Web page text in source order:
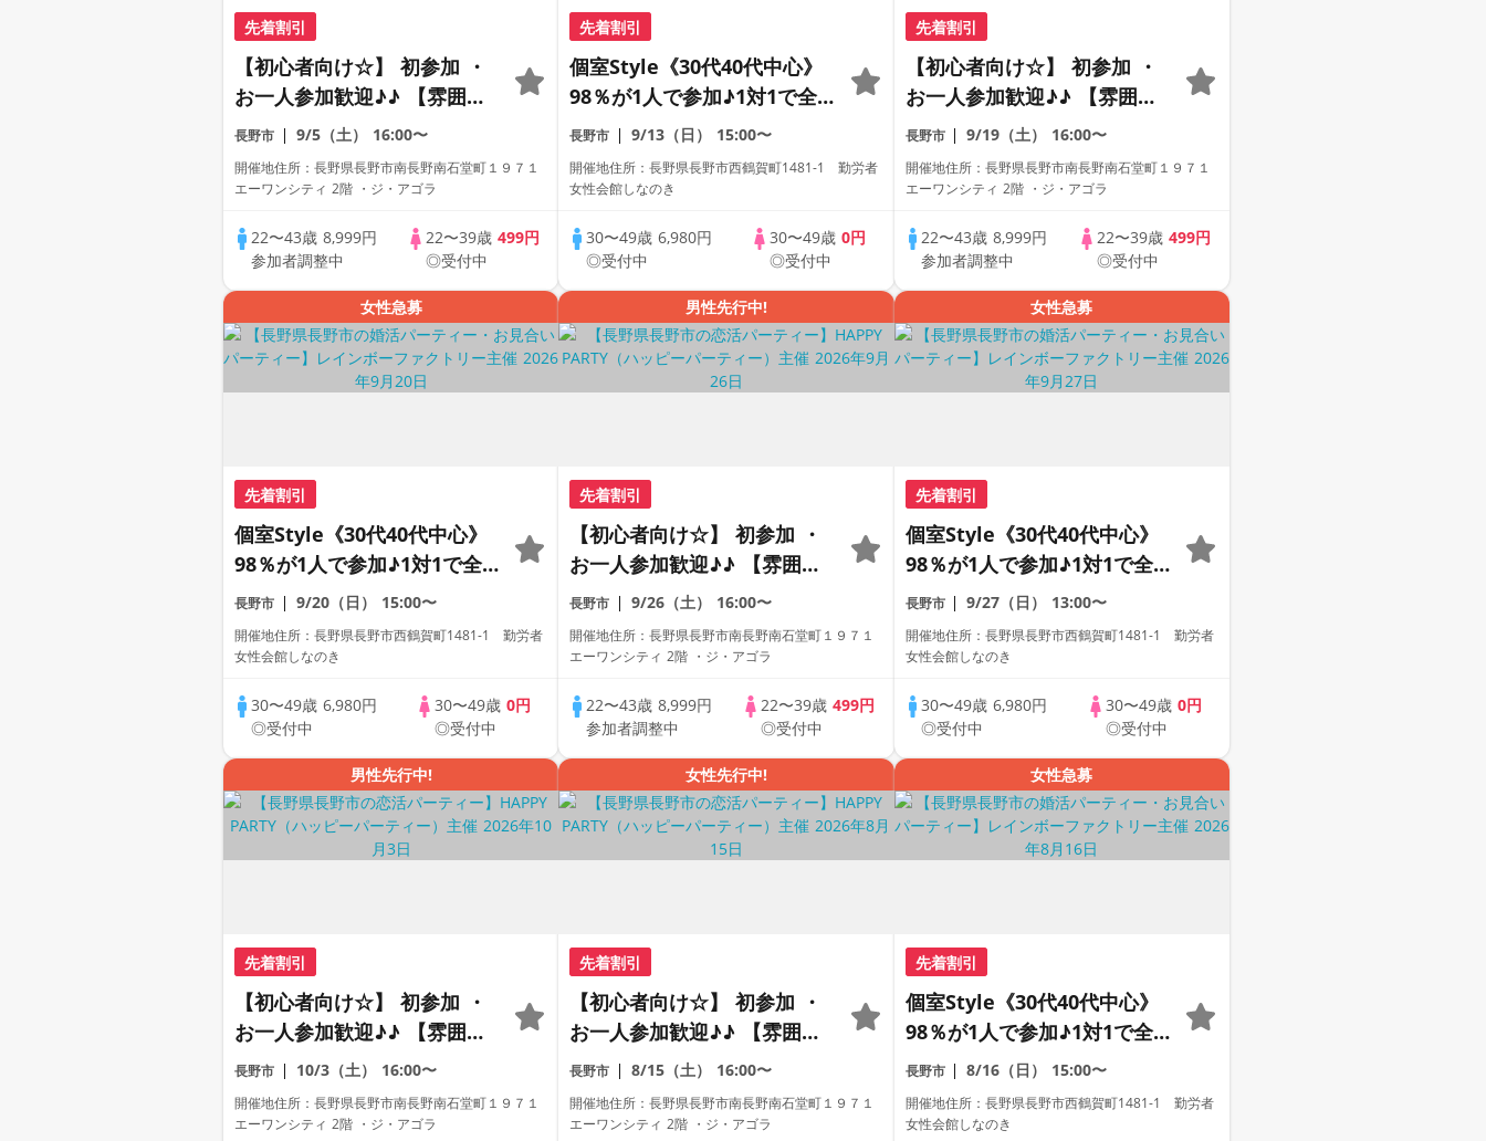
先着割引
【初心者向け☆】 初参加 ・
お一人参加歓迎♪♪ 【雰囲気
がわかる動画紹介中】週末プ
レミアム街コン
長野市 9/5（土） 16:00〜
開催地住所：長野県長野市南長野南石堂町１９７１
エーワンシティ 2階 ・ジ・アゴラ
22〜43歳 8,999円
参加者調整中
22〜39歳 499円
◎受付中
先着割引
個室Style《30代40代中心》
98％が1人で参加♪1対1で全
員トーク☆誠実な方への婚活
パーティー
長野市 9/13（日） 15:00〜
開催地住所：長野県長野市西鶴賀町1481-1 勤労者
女性会館しなのき
30〜49歳 6,980円
◎受付中
30〜49歳0円
◎受付中
先着割引
【初心者向け☆】 初参加 ・
お一人参加歓迎♪♪ 【雰囲気
がわかる動画紹介中】週末プ
レミアム街コン
長野市 9/19（土） 16:00〜
開催地住所：長野県長野市南長野南石堂町１９７１
エーワンシティ 2階 ・ジ・アゴラ
22〜43歳8,999円
参加者調整中
22〜39歳 499円
◎受付中
女性急募
先着割引
個室Style《30代40代中心》
98％が1人で参加♪1対1で全
員トーク☆誠実な方への婚活
パーティー
長野市 9/20（日） 15:00〜
開催地住所：長野県長野市西鶴賀町1481-1 勤労者
女性会館しなのき
30〜49歳 6,980円
◎受付中
30〜49歳 0円
◎受付中
男性先行中!
先着割引
【初心者向け☆】 初参加 ・
お一人参加歓迎♪♪ 【雰囲気
がわかる動画紹介中】週末プ
レミアム街コン
長野市 9/26（土） 16:00〜
開催地住所：長野県長野市南長野南石堂町１９７１
エーワンシティ 2階 ・ジ・アゴラ
22〜43歳 8,999円
参加者調整中
22〜39歳499円
◎受付中
女性急募
先着割引
個室Style《30代40代中心》
98％が1人で参加♪1対1で全
員トーク☆誠実な方への婚活
パーティー
長野市 9/27（日） 13:00〜
開催地住所：長野県長野市西鶴賀町1481-1 勤労者
女性会館しなのき
30〜49歳6,980円
◎受付中
30〜49歳 0円
◎受付中
男性先行中!
先着割引
【初心者向け☆】 初参加 ・
お一人参加歓迎♪♪ 【雰囲気
がわかる動画紹介中】週末プ
レミアム街コン
長野市 10/3（土） 16:00〜
開催地住所：長野県長野市南長野南石堂町１９７１
エーワンシティ 2階 ・ジ・アゴラ
女性先行中!
先着割引
【初心者向け☆】 初参加 ・
お一人参加歓迎♪♪ 【雰囲気
がわかる動画紹介中】週末プ
レミアム街コン
長野市 8/15（土） 16:00〜
開催地住所：長野県長野市南長野南石堂町１９７１
エーワンシティ 2階 ・ジ・アゴラ
女性急募
先着割引
個室Style《30代40代中心》
98％が1人で参加♪1対1で全
員トーク☆誠実な方への婚活
パーティー
長野市 8/16（日） 15:00〜
開催地住所：長野県長野市西鶴賀町1481-1 勤労者
女性会館しなのき